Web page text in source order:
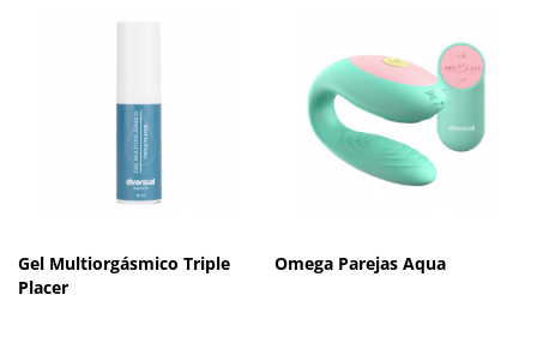
Gel Multiorgásmico Triple
Placer
Omega Parejas Aqua